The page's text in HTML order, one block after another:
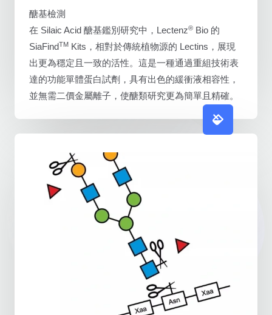
醣基檢測
在 Silaic Acid 醣基鑑別研究中，Lectenz® Bio 的
SiaFindTM Kits，相對於傳統植物源的 Lectins，展現
出更為穩定且一致的活性。這是一種通過重組技術表
達的功能單體蛋白試劑，具有出色的緩衝液相容性，
並無需二價金屬離子，使醣類研究更為簡單且精確。